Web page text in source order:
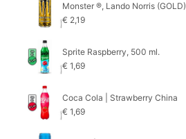
Monster ®, Lando Norris (GOLD)
€ 2,19
Sprite Raspberry, 500 ml.
€ 1,69
Coca Cola | Strawberry China
€ 1,69